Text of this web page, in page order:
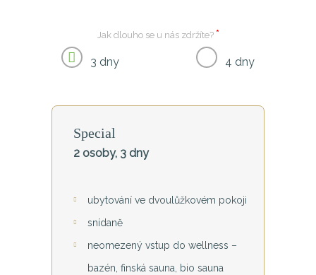
Jak dlouho se u nás zdržíte?
3 dny 4 dny
Special
2 osoby, 3 dny
ubytování ve dvoulůžkovém pokoji
snídaně
neomezený vstup do wellness –
bazén, finská sauna, bio sauna